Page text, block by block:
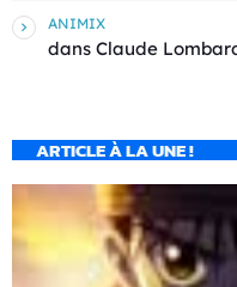
ANIMIX
dans Claude
ARTICLE À LA UNE !